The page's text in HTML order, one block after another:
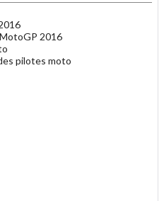
2016
pilotes moto